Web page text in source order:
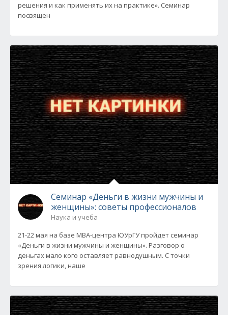
решения и как применять их на практике». Семинар
посвящен
Семинар «Деньги в жизни мужчины и
женщины»: советы профессионалов
Наука и учеба
21-22 мая на базе МВА-центра ЮУрГУ пройдет семинар
«Деньги в жизни мужчины и женщины». Разговор о
деньгах мало кого оставляет равнодушным. С точки
зрения логики, наше